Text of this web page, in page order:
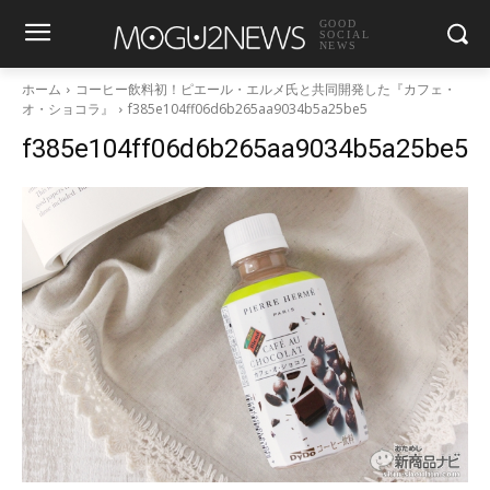
GOOD
SOCIAL
NEWS
ホーム
コーヒー飲料初！ピエール・エルメ氏と共同開発した『カフェ・
オ・ショコラ』
f385e104ff06d6b265aa9034b5a25be5
f385e104ff06d6b265aa9034b5a25be5